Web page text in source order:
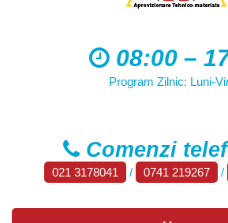
08:00 –
Program Zilnic: Luni-
Comenzi
021 3178041 / 0741 219267 /